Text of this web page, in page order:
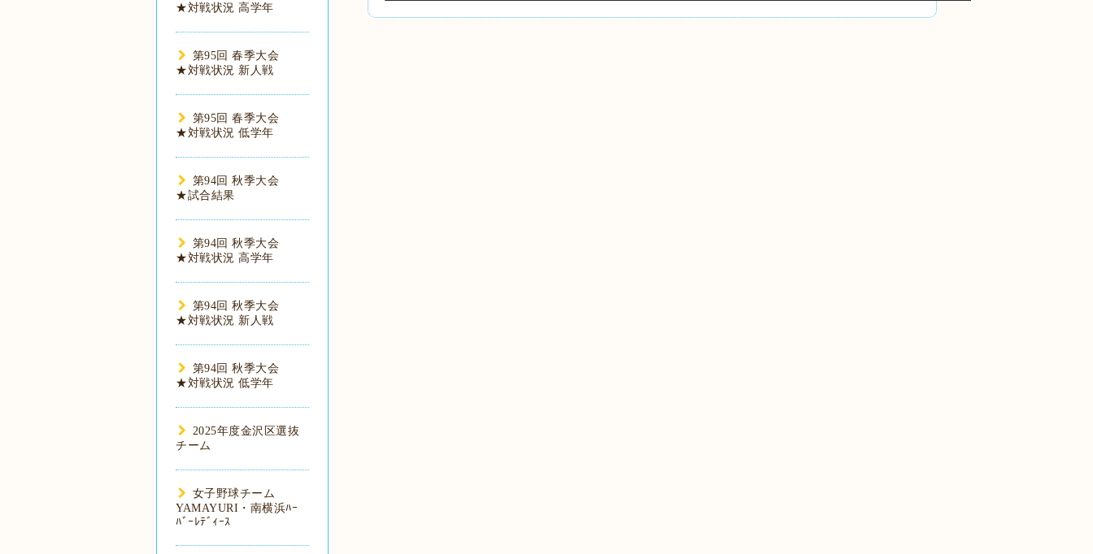
★対戦状況 高学年
第95回 春季大会
★対戦状況 新人戦
第95回 春季大会
★対戦状況 低学年
第94回 秋季大会
★試合結果
第94回 秋季大会
★対戦状況 高学年
第94回 秋季大会
★対戦状況 新人戦
第94回 秋季大会
★対戦状況 低学年
2025年度金沢区選抜
チーム
女子野球チーム
YAMAYURI・南横浜ﾊｰ
ﾊﾞｰﾚﾃﾞｨｰｽ